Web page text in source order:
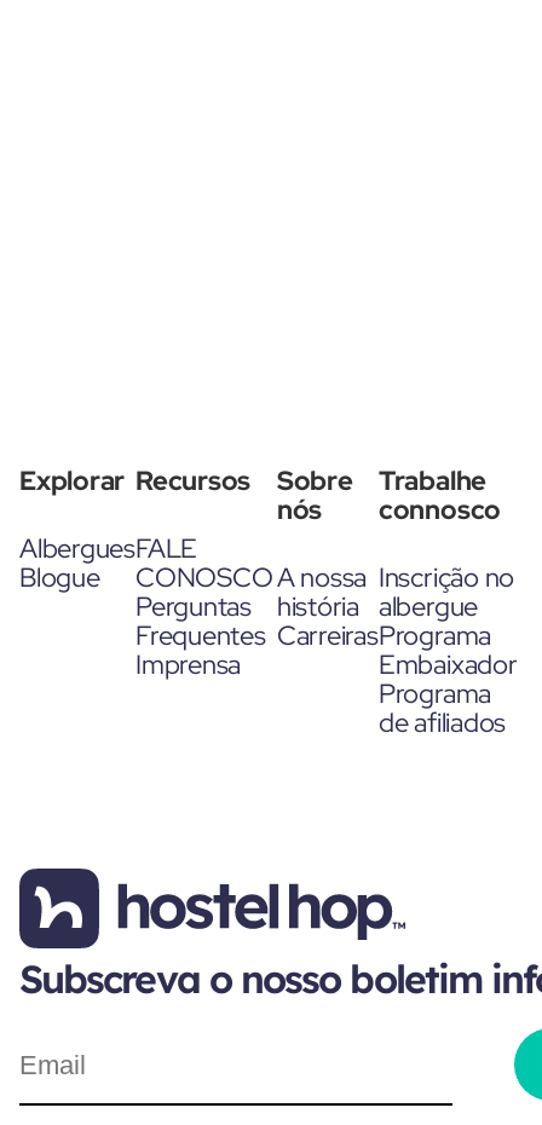
Explorar
Albergues
Blogue
Recursos
FALE
CONOSCO
Perguntas
Frequentes
Imprensa
Sobre
nós
A nossa
história
Carreiras
Trabalhe
connosco
Inscrição no
albergue
Programa
Embaixador
Programa
de afiliados
Subscreva o nosso boletim